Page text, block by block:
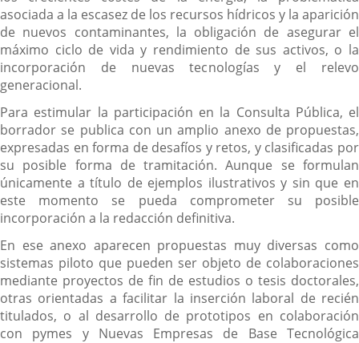
asociada a la escasez de los recursos hídricos y la aparición
de nuevos contaminantes, la obligación de asegurar el
máximo ciclo de vida y rendimiento de sus activos, o la
incorporación de nuevas tecnologías y el relevo
generacional.
Para estimular la participación en la Consulta Pública, el
borrador se publica con un amplio anexo de propuestas,
expresadas en forma de desafíos y retos, y clasificadas por
su posible forma de tramitación. Aunque se formulan
únicamente a título de ejemplos ilustrativos y sin que en
este momento se pueda comprometer su posible
incorporación a la redacción definitiva.
En ese anexo aparecen propuestas muy diversas como
sistemas piloto que pueden ser objeto de colaboraciones
mediante proyectos de fin de estudios o tesis doctorales,
otras orientadas a facilitar la inserción laboral de recién
titulados, o al desarrollo de prototipos en colaboración
con pymes y Nuevas Empresas de Base Tecnológica